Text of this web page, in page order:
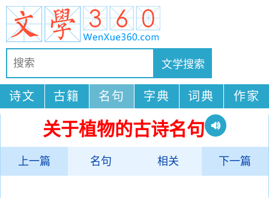
诗文 古籍 名句 字典 词典 作家
关于植物的古诗名句
上一篇 名句 相关 下一篇